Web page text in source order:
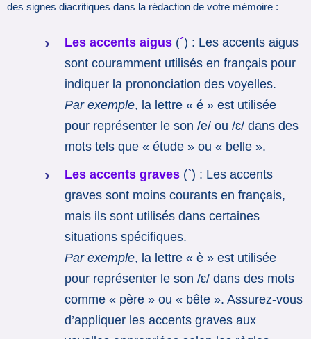
des signes diacritiques dans la rédaction de votre mémoire :
Les accents aigus(´) : Les accents aigus
sont couramment utilisés en français pour
indiquer la prononciation des voyelles.
Par exemple, la lettre « é » est utilisée
pour représenter le son /e/ ou /ɛ/ dans des
mots tels que « étude » ou « belle ».
Les accents graves(`) : Les accents
graves sont moins courants en français,
mais ils sont utilisés dans certaines
situations spécifiques.
Par exemple, la lettre « è » est utilisée
pour représenter le son /ɛ/ dans des mots
comme « père » ou « bête ». Assurez-vous
d’appliquer les accents graves aux